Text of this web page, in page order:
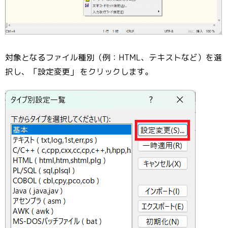
対象となるファイル種別（例：HTML、テキストなど）を選
択し、「設定変更」 をクリックします。